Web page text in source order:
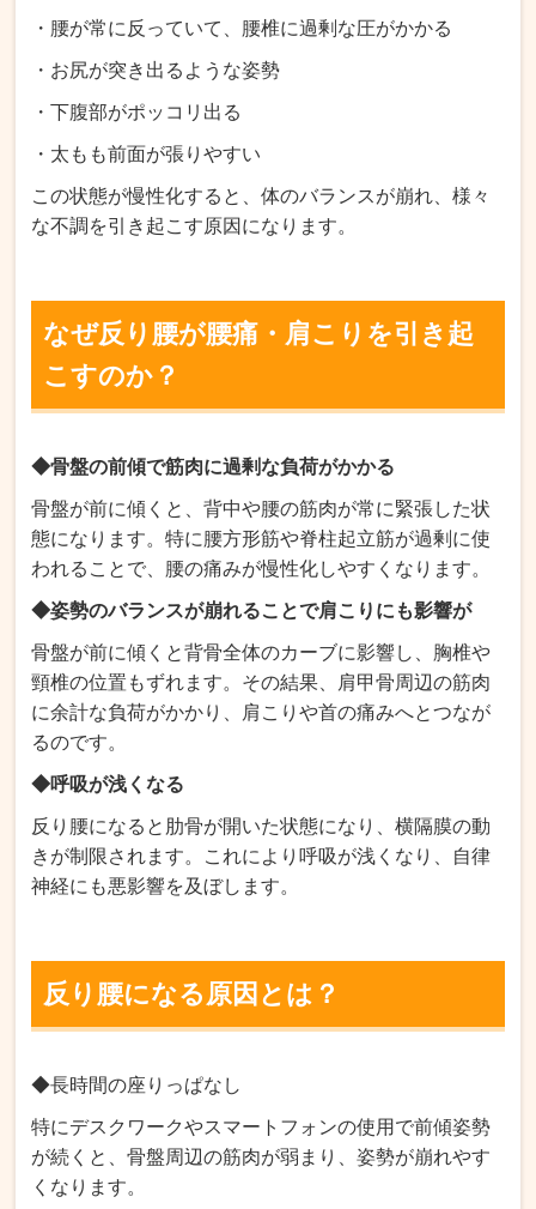
・腰が常に反っていて、腰椎に過剰な圧がかかる
・お尻が突き出るような姿勢
・下腹部がポッコリ出る
・太もも前面が張りやすい
この状態が慢性化すると、体のバランスが崩れ、様々
な不調を引き起こす原因になります。
なぜ反り腰が腰痛・肩こりを引き起
こすのか？
◆骨盤の前傾で筋肉に過剰な負荷がかかる
骨盤が前に傾くと、背中や腰の筋肉が常に緊張した状
態になります。特に腰方形筋や脊柱起立筋が過剰に使
われることで、腰の痛みが慢性化しやすくなります。
◆姿勢のバランスが崩れることで肩こりにも影響が
骨盤が前に傾くと背骨全体のカーブに影響し、胸椎や
頸椎の位置もずれます。その結果、肩甲骨周辺の筋肉
に余計な負荷がかかり、肩こりや首の痛みへとつなが
るのです。
◆呼吸が浅くなる
反り腰になると肋骨が開いた状態になり、横隔膜の動
きが制限されます。これにより呼吸が浅くなり、自律
神経にも悪影響を及ぼします。
反り腰になる原因とは？
◆長時間の座りっぱなし
特にデスクワークやスマートフォンの使用で前傾姿勢
が続くと、骨盤周辺の筋肉が弱まり、姿勢が崩れやす
くなります。